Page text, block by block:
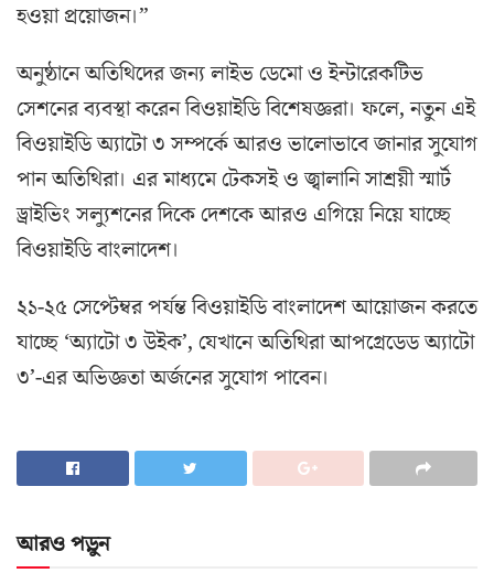
হওয়া প্রয়োজন।”
অনুষ্ঠানে অতিথিদের জন্য লাইভ ডেমো ও ইন্টারেকটিভ
সেশনের ব্যবস্থা করেন বিওয়াইডি বিশেষজ্ঞরা। ফলে, নতুন এই
বিওয়াইডি অ্যাটো ৩ সম্পর্কে আরও ভালোভাবে জানার সুযোগ
পান অতিথিরা। এর মাধ্যমে টেকসই ও জ্বালানি সাশ্রয়ী স্মার্ট
ড্রাইভিং সল্যুশনের দিকে দেশকে আরও এগিয়ে নিয়ে যাচ্ছে
বিওয়াইডি বাংলাদেশ।
২১-২৫ সেপ্টেম্বর পর্যন্ত বিওয়াইডি বাংলাদেশ আয়োজন করতে
যাচ্ছে ‘অ্যাটো ৩ উইক’, যেখানে অতিথিরা আপগ্রেডেড অ্যাটো
৩’-এর অভিজ্ঞতা অর্জনের সুযোগ পাবেন।
আরও পড়ুন